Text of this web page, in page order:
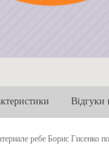
Відгуки
ребе Борис Гисенко